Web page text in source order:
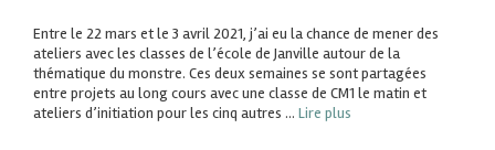
Entre le 22 mars et le 3 avril 2021, j’ai eu la chance de mener des
ateliers avec les classes de l’école de Janville autour de la
thématique du monstre. Ces deux semaines se sont partagées
entre projets au long cours avec une classe de CM1 le matin et
ateliers d’initiation pour les cinq autres … Lire plus